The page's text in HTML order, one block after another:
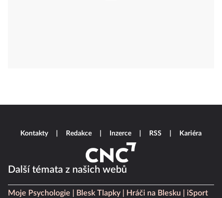
Další témata z našich webů
Moje Psychologie Blesk Tlapky Hráči na Blesku
iSport
Kontakty Redakce Inzerce RSS Kariéra